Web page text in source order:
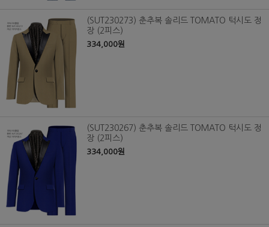
(SUT230273) 춘추복 솔리드 TOMATO 턱시도 정
장 (2피스)
334,000원
(SUT230267) 춘추복 솔리드 TOMATO 턱시도 정
장 (2피스)
334,000원